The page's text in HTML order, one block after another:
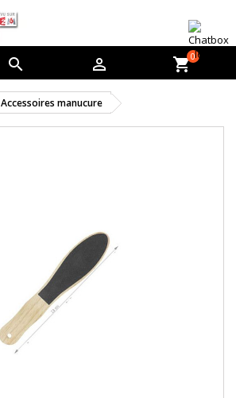
  shopping_cart0
Accessoires manucure